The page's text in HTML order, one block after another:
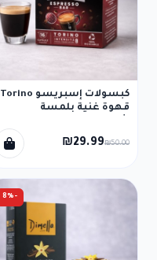
كبسولات إسبريسو Torino
قهوة غنية بلمسة
Bialetti)
₪29.99₪50.00
-8%